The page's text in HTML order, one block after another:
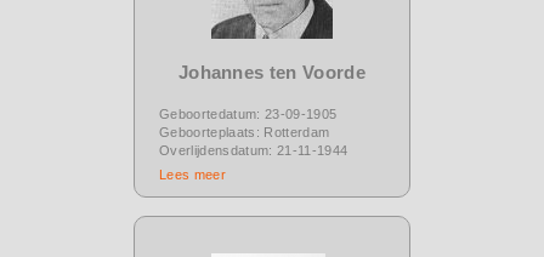
Johannes ten Voorde
Geboortedatum: 23-09-1905
Geboorteplaats: Rotterdam
Overlijdensdatum: 21-11-1944
Lees meer